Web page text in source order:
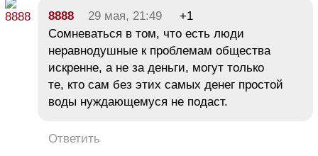
8888 29 мая, 21:49
+1
Сомневаться в том, что есть люди
неравнодушные к проблемам общества
искренне, а не за деньги, могут только
те, кто сам без этих самых денег простой
воды нуждающемуся не подаст.
Ответить